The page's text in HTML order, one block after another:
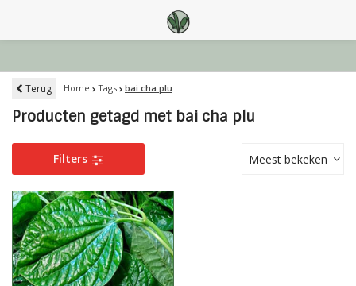
Terug Home Tags bai cha plu
Producten getagd met bai cha plu
Filters Meest bekeken